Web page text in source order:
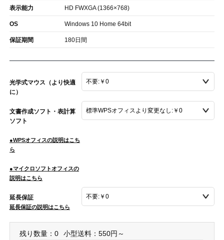
表示能力 HD FWXGA (1366×768)
OS Windows 10 Home 64bit
保証期間 180日間
光学式マウス（より快適
に）
文書作成ソフト・表計算
ソフト
●WPSオフィスの説明はこち
ら
●マイクロソフトオフィスの
説明はこちら
延長保証
延長保証の説明はこちら
残り数量：0 小型送料：550円～